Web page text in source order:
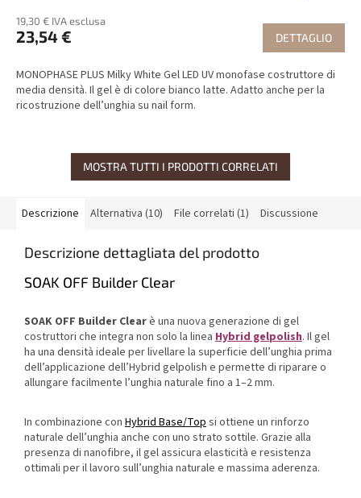
19,30 € IVA esclusa
23,54 € DETTAGLIO
MONOPHASE PLUS Milky White Gel LED UV monofase costruttore di
media densità. Il gel è di colore bianco latte. Adatto anche per la
ricostruzione dell’unghia su nail form.
MOSTRA TUTTI I PRODOTTI CORRELATI
Descrizione Alternativa (10) File correlati (1) Discussione
Descrizione dettagliata del prodotto
SOAK OFF Builder Clear
SOAK OFF Builder Clearè una nuova generazione di gel
costruttori che integra non solo la linea Hybrid gelpolish. Il gel
ha una densità ideale per livellare la superficie dell’unghia prima
dell’applicazione dell’Hybrid gelpolish e permette di riparare o
allungare facilmente l’unghia naturale fino a 1–2 mm.
In combinazione con Hybrid Base/Topsi ottiene un rinforzo
naturale dell’unghia anche con uno strato sottile. Grazie alla
presenza di nanofibre, il gel assicura elasticità e resistenza
ottimali per il lavoro sull’unghia naturale e massima aderenza.